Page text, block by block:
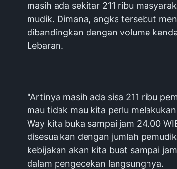
masih ada sekitar 211 ribu
mudik. Dimana, angka tersebut
dibandingkan dengan volume
Lebaran.
"Artinya masih ada sisa 211 ribu
mau tidak mau kita perlu
Way kita buka sampai jam 24.00
disesuaikan dengan jumlah
kebijakan akan kita buat sampai
dalam pengecekan langsungnya.